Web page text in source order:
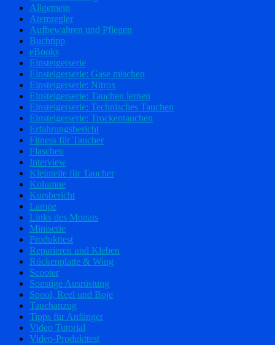
Allgemein
Atemregler
Aufbewahren und Pflegen
Buchtipp
eBooks
Einsteigerserie
Einsteigerserie: Gase mischen
Einsteigerserie: Nitrox
Einsteigerserie: Tauchen lernen
Einsteigerserie: Technisches Tauchen
Einsteigerserie: Trockentauchen
Erfahrungsbericht
Fitness für Taucher
Flaschen
Interview
Kleinteile für Taucher
Kolumne
Kursbericht
Lampe
Links des Monats
Miniserie
Produkttest
Reparieren und Kleben
Rückenplatte & Wing
Scooter
Sonstige Ausrüstung
Spool, Reel und Boje
Tauchanzug
Tipps für Anfänger
Video Tutorial
Video-Produkttest